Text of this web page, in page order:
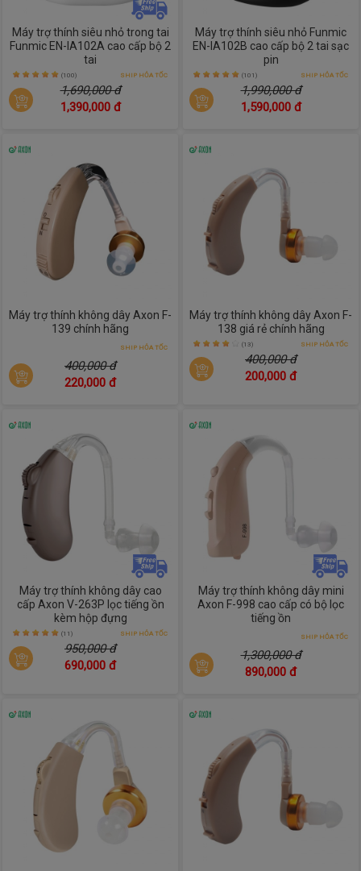
Máy trợ thính siêu nhỏ trong tai
Funmic EN-IA102A cao cấp bộ 2
tai
(100) SHIP HỎA TỐC
1,690,000 đ
1,390,000 đ
Máy trợ thính siêu nhỏ Funmic
EN-IA102B cao cấp bộ 2 tai sạc
pin
(101) SHIP HỎA TỐC
1,990,000 đ
1,590,000 đ
Máy trợ thính không dây Axon F-
139 chính hãng
SHIP HỎA TỐC
400,000 đ
220,000 đ
Máy trợ thính không dây Axon F-
138 giá rẻ chính hãng
(13) SHIP HỎA TỐC
400,000 đ
200,000 đ
Máy trợ thính không dây cao
cấp Axon V-263P lọc tiếng ồn
kèm hộp đựng
(11) SHIP HỎA TỐC
950,000 đ
690,000 đ
Máy trợ thính không dây mini
Axon F-998 cao cấp có bộ lọc
tiếng ồn
SHIP HỎA TỐC
1,300,000 đ
890,000 đ